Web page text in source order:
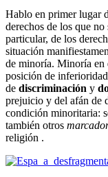
Hablo en primer lugar
derechos de los que
particular, de los
situación
de minoría. Minoría en
posición de
de discriminación y
prejuicio y del afán de
condición minoritaria:
también otros
religión .